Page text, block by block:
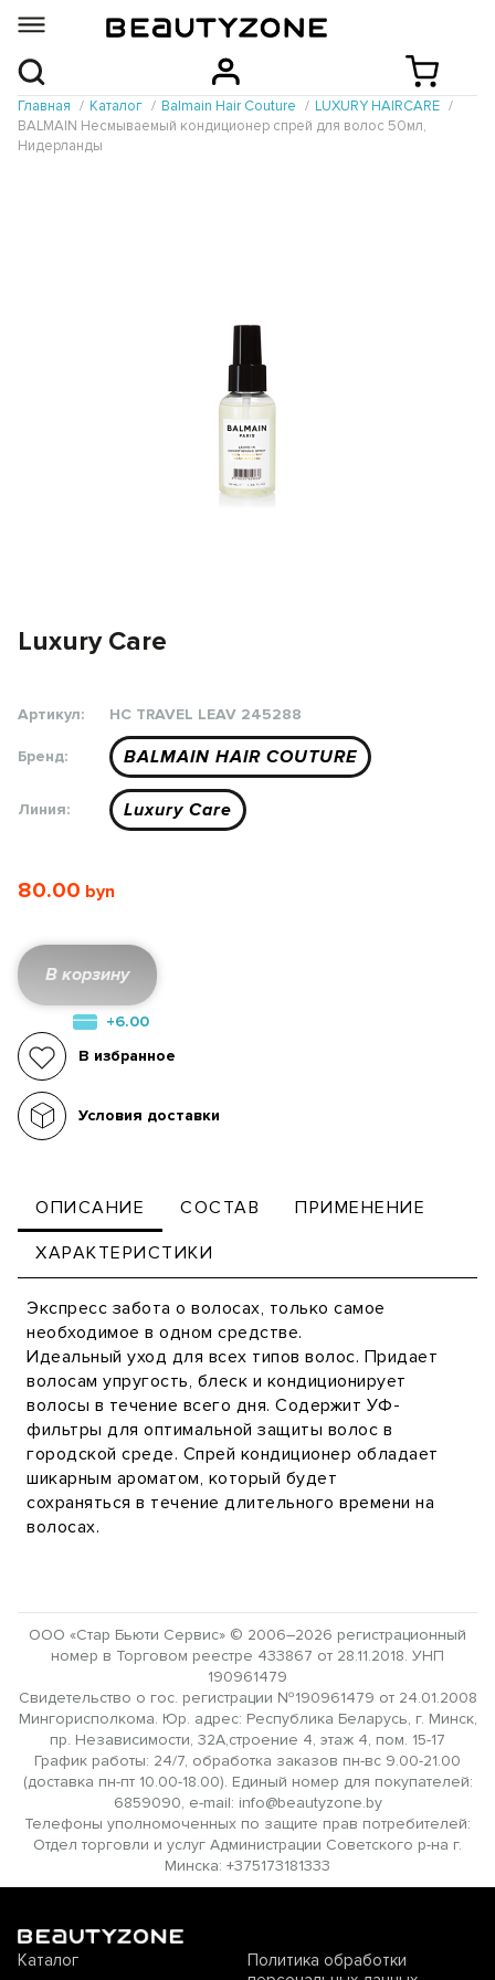
Главная Каталог Balmain Hair Couture
LUXURY HAIRCARE
BALMAIN Несмываемый кондиционер спрей для волос 50мл,
Нидерланды
Luxury Care
Артикул: HC TRAVEL LEAV 245288
Бренд: BALMAIN HAIR COUTURE
Линия: Luxury Care
80.00
В корзину
+6.00
В избранное
Условия доставки
ОПИСАНИЕ СОСТАВ ПРИМЕНЕНИЕ
ХАРАКТЕРИСТИКИ
Экспресс забота о волосах, только самое
необходимое в одном средстве.
Идеальный уход для всех типов волос. Придает
волосам упругость, блеск и кондиционирует
волосы в течение всего дня. Содержит УФ-
фильтры для оптимальной защиты волос в
городской среде. Спрей кондиционер обладает
шикарным ароматом, который будет
сохраняться в течение длительного времени на
волосах.
ООО «Стар Бьюти Сервис» © 2006–2026 регистрационный
номер в Торговом реестре 433867 от 28.11.2018. УНП
190961479
Свидетельство о гос. регистрации №190961479 от 24.01.2008
Мингорисполкома. Юр. адрес: Республика Беларусь, г. Минск,
пр. Независимости, 32А,строение 4, этаж 4, пом. 15-17
График работы: 24/7, обработка заказов пн-вс 9.00-21.00
(доставка пн-пт 10.00-18.00). Единый номер для покупателей:
6859090, e-mail: info@beautyzone.by
Телефоны уполномоченных по защите прав потребителей:
Отдел торговли и услуг Администрации Советского р-на г.
Минска: +375173181333
Каталог
Политика обработки